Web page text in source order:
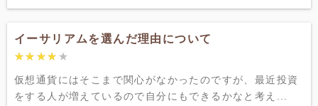
イーサリアムを選んだ理由について
★★★★★
★★★★★
仮想通貨にはそこまで関心がなかったのですが、最近投資
をする人が増えているので自分にもできるかなと考え...